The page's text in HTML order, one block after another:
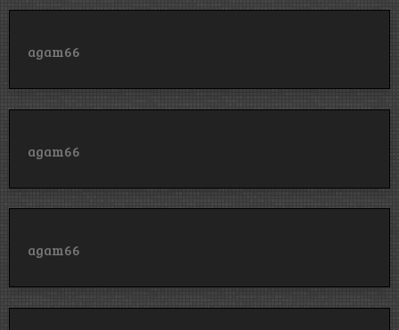
agam66
agam66
agam66